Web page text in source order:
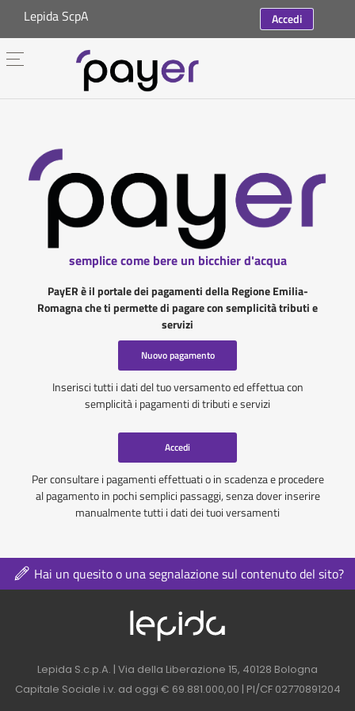
Lepida ScpA Accedi
semplice come bere un bicchier d'acqua
PayER è il portale dei pagamenti della Regione Emilia-
Romagna che ti permette di pagare con semplicità tributi e
servizi
Nuovo pagamento
Inserisci tutti i dati del tuo versamento ed effettua con
semplicità i pagamenti di tributi e servizi
Accedi
Per consultare i pagamenti effettuati o in scadenza e procedere
al pagamento in pochi semplici passaggi, senza dover inserire
manualmente tutti i dati dei tuoi versamenti
Hai un quesito o una segnalazione sul contenuto del sito?
Logo azienda nel
Contatti azienda nel footer
Lepida S.c.p.A. | Via della Liberazione 15, 40128 Bologna
Capitale Sociale i.v. ad oggi € 69.881.000,00 | PI/CF 02770891204